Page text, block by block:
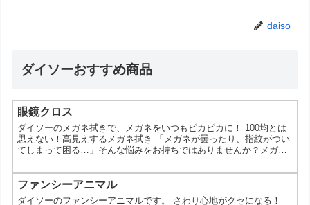
daiso
ダイソーおすすめ商品
眼鏡クロス
ダイソーのメガネ拭きで、メガネをいつもピカピカに！ 100均とは
思えない！高見えするメガネ拭き 「メガネが曇ったり、指紋がつい
てしまって困る…」そんな悩みをお持ちではありませんか？メガネ
す。そこでおすすめなのが、100円ショップのダイソーで手軽に手
に入るメガネ拭き。今回は、ダイソーのメガネ拭きの魅力や、選び
方、そして使い方についてご紹介します。 なぜダイソーのメガネ拭
ファンシーアニマル
ダイソーのファンシーアニマルです。 さわり心地がクセになる！